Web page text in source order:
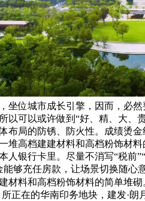
位城市成长引擎，因而，必
可以或许做到“好、精、大
局的防锈、防火性。成绩烫
高档建建材料和高档粉饰材
银行卡里。尽量不消写“税
够充任房款，让场景切换随
料和高档粉饰材料的简单堆砌
正在的华南印务地块，建发·